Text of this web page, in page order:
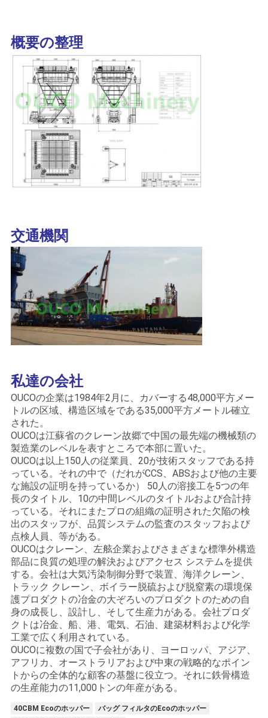
シ
ー
概要の整理
交通機関
私達の会社
OUCOの企業は1984年2月に、カバーする48,000平方メー
トルの区域、構造区域をである35,000平方メートル確立
された。
OUCOは江蘇省のクレーン故郷で中国の最先端の機械類の
製造業のレベルを表すところで本部に置いた。
OUCOは以上150人の従業員、20が技術スタッフである持
っている。それの中で（だれがCCS、ABSおよび他の主要
な施設の証明を持っているか） 50人の溶接工を5つの年
長のタイトル、10の中間レベルのタイトルおよび合計持
っている。それにまたプロの組織の証明された欠陥の検
出のスタッフが、品質システムの監査のスタッフおよび
点検人員、等がある。
OUCOはクレーン、左舷企業およびさまざまな標準外構造
部品に良質の処理の解決およびアクセス システムを提供
する。会社は大気汚染制御分野で装置、海洋クレーン、
トラック クレーン、ボイラー脱硫および脱窒素の環境保
護プロダクトの冶金の大ぞろいのプロダクトのための自
身の成長し、設計し、そして生産力がある。会社プロダ
クトは冶金、船、港、電気、石油、建築材料および化学
工業で広く利用されている。
OUCOに複数の国で子会社があり、ヨーロッパ、アジア、
アフリカ、オーストラリアおよび中東の戦略的なポイン
トからの全体的な顧客の基盤に役立つ。それに鉄骨構造
の生産能力の11,000トンの年産がある。
40CBM Ecoのホッパー
バッグ フィルタのEcoのホッパー